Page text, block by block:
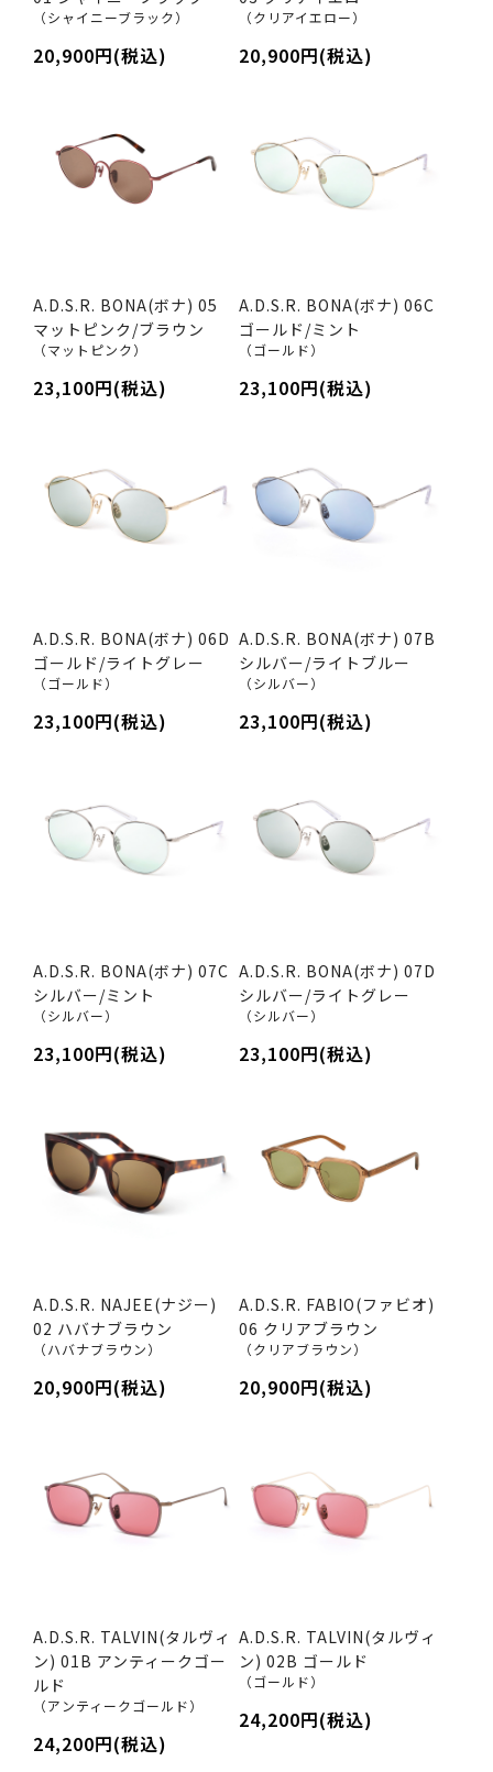
（シャイニーブラック）
20,900円(税込)
（クリアイエロー）
20,900円(税込)
A.D.S.R. BONA(ボナ) 05
マットピンク/ブラウン
（マットピンク）
23,100円(税込)
A.D.S.R. BONA(ボナ) 06C
ゴールド/ミント
（ゴールド）
23,100円(税込)
A.D.S.R. BONA(ボナ) 06D
ゴールド/ライトグレー
（ゴールド）
23,100円(税込)
A.D.S.R. BONA(ボナ) 07B
シルバー/ライトブルー
（シルバー）
23,100円(税込)
A.D.S.R. BONA(ボナ) 07C
シルバー/ミント
（シルバー）
23,100円(税込)
A.D.S.R. BONA(ボナ) 07D
シルバー/ライトグレー
（シルバー）
23,100円(税込)
A.D.S.R. NAJEE(ナジー)
02 ハバナブラウン
（ハバナブラウン）
20,900円(税込)
A.D.S.R. FABIO(ファビオ)
06 クリアブラウン
（クリアブラウン）
20,900円(税込)
A.D.S.R. TALVIN(タルヴィ
ン) 01B アンティークゴー
ルド
（アンティークゴールド）
24,200円(税込)
A.D.S.R. TALVIN(タルヴィ
ン) 02B ゴールド
（ゴールド）
24,200円(税込)